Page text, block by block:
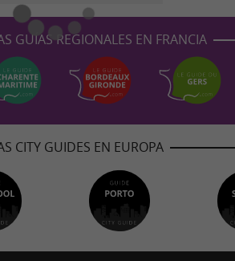
GUÍAS REGIONALES EN FRANCIA
CITY GUIDES EN EUROPA